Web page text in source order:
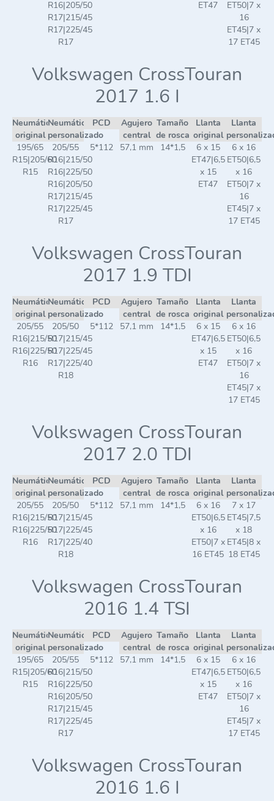
R16|205/50
R17|215/45
R17|225/45
R17
ET47
ET50|7 x
16
ET45|7 x
17 ET45
Volkswagen CrossTouran
2017 1.6 I
Neumático
original
Neumático
personalizado
PCD
Agujero
central
Tamaño
de rosca
Llanta
original
Llanta
195/65
R15|205/60
R15
205/55
R16|215/50
R16|225/50
R16|205/50
R17|215/45
R17|225/45
R17
5*112 57,1 mm 14*1,5
6 x 15
ET47|6,5
x 15
ET47
6 x 16
ET50|6,5
x 16
ET50|7 x
16
ET45|7 x
17 ET45
Volkswagen CrossTouran
2017 1.9 TDI
Neumático
original
Neumático
personalizado
PCD
Agujero
central
Tamaño
de rosca
Llanta
original
Llanta
205/55
R16|215/50
R16|225/50
R16
205/50
R17|215/45
R17|225/45
R17|225/40
R18
5*112 57,1 mm 14*1,5
6 x 15
ET47|6,5
x 15
ET47
6 x 16
ET50|6,5
x 16
ET50|7 x
16
ET45|7 x
17 ET45
Volkswagen CrossTouran
2017 2.0 TDI
Neumático
original
Neumático
personalizado
PCD
Agujero
central
Tamaño
de rosca
Llanta
original
Llanta
205/55
R16|215/50
R16|225/50
R16
205/50
R17|215/45
R17|225/45
R17|225/40
R18
5*112 57,1 mm 14*1,5
6 x 16
ET50|6,5
x 16
ET50|7 x
16 ET45
7 x 17
ET45|7,5
x 18
ET45|8 x
18 ET45
Volkswagen CrossTouran
2016 1.4 TSI
Neumático
original
Neumático
personalizado
PCD
Agujero
central
Tamaño
de rosca
Llanta
original
Llanta
195/65
R15|205/60
R15
205/55
R16|215/50
R16|225/50
R16|205/50
R17|215/45
R17|225/45
R17
5*112 57,1 mm 14*1,5
6 x 15
ET47|6,5
x 15
ET47
6 x 16
ET50|6,5
x 16
ET50|7 x
16
ET45|7 x
17 ET45
Volkswagen CrossTouran
2016 1.6 I